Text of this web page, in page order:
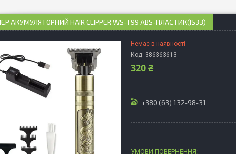
АКУМУЛЯТОРНИЙ HAIR CLIPPER WS-T99 ABS-ПЛАСТИК(IS33)
Немає в наявності
Код: 386363613
320 ₴
+380 (63) 132-98-31